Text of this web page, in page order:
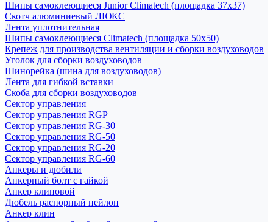
Шипы самоклеющиеся Junior Climatech (площадка 37х37)
Скотч алюминиевый ЛЮКС
Лента уплотнительная
Шипы самоклеющиеся Climatech (площадка 50х50)
Крепеж для производства вентиляции и сборки воздуховодов
Уголок для сборки воздуховодов
Шинорейка (шина для воздуховодов)
Лента для гибкой вставки
Скоба для сборки воздуховодов
Сектор управления
Сектор управления RGP
Сектор управления RG-30
Сектор управления RG-50
Сектор управления RG-20
Сектор управления RG-60
Анкеры и дюбили
Анкерный болт с гайкой
Анкер клиновой
Дюбель распорный нейлон
Анкер клин